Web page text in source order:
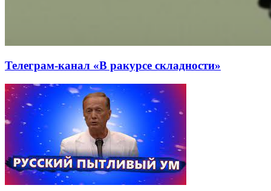
Телеграм-канал «В ракурсе складности»